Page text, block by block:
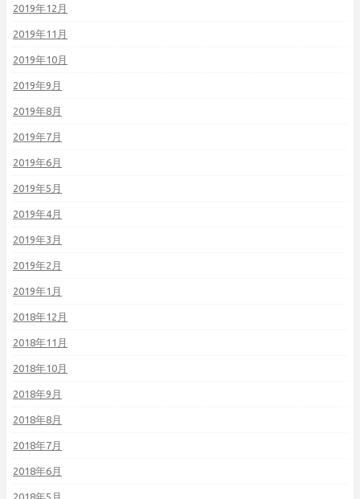
2019年12月
2019年11月
2019年10月
2019年9月
2019年8月
2019年7月
2019年6月
2019年5月
2019年4月
2019年3月
2019年2月
2019年1月
2018年12月
2018年11月
2018年10月
2018年9月
2018年8月
2018年7月
2018年6月
2018年5月